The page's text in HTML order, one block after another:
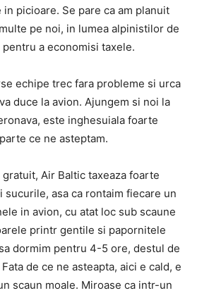
picioare. Se pare ca am planuit
pe noi, in lumea alpinistilor de
a economisi taxele.
echipe trec fara probleme si urca
duce la avion. Ajungem si noi la
este inghesuiala foarte
ce ne asteptam.
Air Baltic taxeaza foarte
sucurile, asa ca rontaim fiecare un
in avion, cu atat loc sub scaune
printr gentile si papornitele
dormim pentru 4-5 ore, destul de
de ce ne asteapta, aici e cald, e
scaun moale. Miroase ca intr-un